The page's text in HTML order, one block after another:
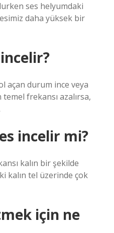
ses helyumdaki
daha yüksek bir
açan durum ince veya
temel frekansı azalırsa,
incelir mi?
kalın bir şekilde
kalın tel üzerinde çok
için ne